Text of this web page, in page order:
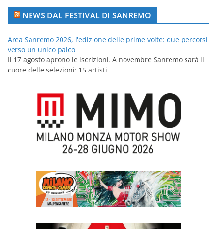
NEWS DAL FESTIVAL DI SANREMO
Area Sanremo 2026, l'edizione delle prime volte: due percorsi
verso un unico palco
Il 17 agosto aprono le iscrizioni. A novembre Sanremo sarà il
cuore delle selezioni: 15 artisti...